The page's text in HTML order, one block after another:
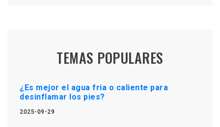
TEMAS POPULARES
¿Es mejor el agua fria o caliente para
desinflamar los pies?
2025-09-29